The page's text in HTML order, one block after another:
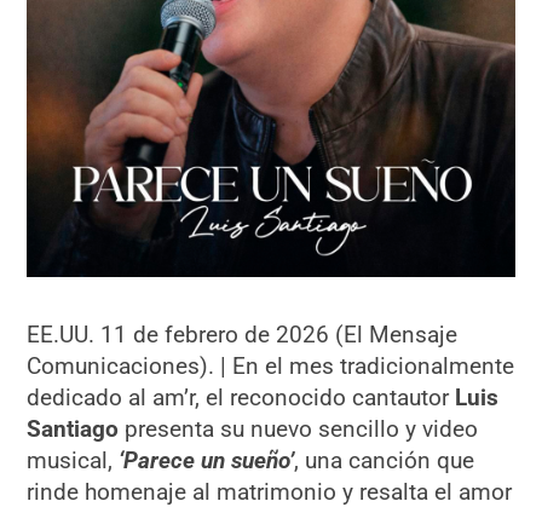
EE.UU. 11 de febrero de 2026 (El Mensaje
Comunicaciones). | En el mes tradicionalmente
dedicado al am’r, el reconocido cantautor Luis
Santiago presenta su nuevo sencillo y video
musical, ‘Parece un sueño’, una canción que
rinde homenaje al matrimonio y resalta el amor